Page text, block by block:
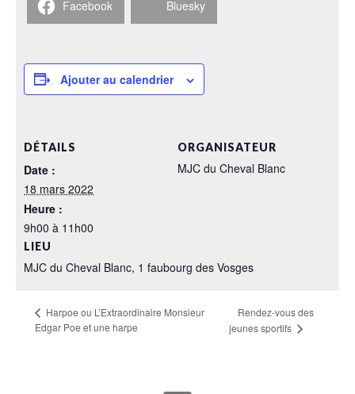
Facebook Bluesky
Ajouter au calendrier
DÉTAILS
Date :
18 mars 2022
Heure :
9h00 à 11h00
LIEU
MJC du Cheval Blanc, 1 faubourg des Vosges
ORGANISATEUR
MJC du Cheval Blanc
Harpoe ou L’Extraordinaire Monsieur
Edgar Poe et une harpe
Rendez-vous des
jeunes sportifs